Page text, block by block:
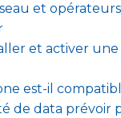
et opérateurs
et activer une
est-il
de data prévoir